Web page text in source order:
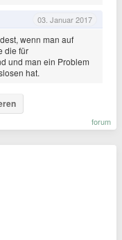
03. Januar 2017
wenn man auf
die für
und man ein Problem
hat.
forum